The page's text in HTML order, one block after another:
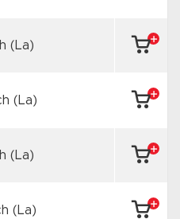
(La)
(La)
(La)
(La)